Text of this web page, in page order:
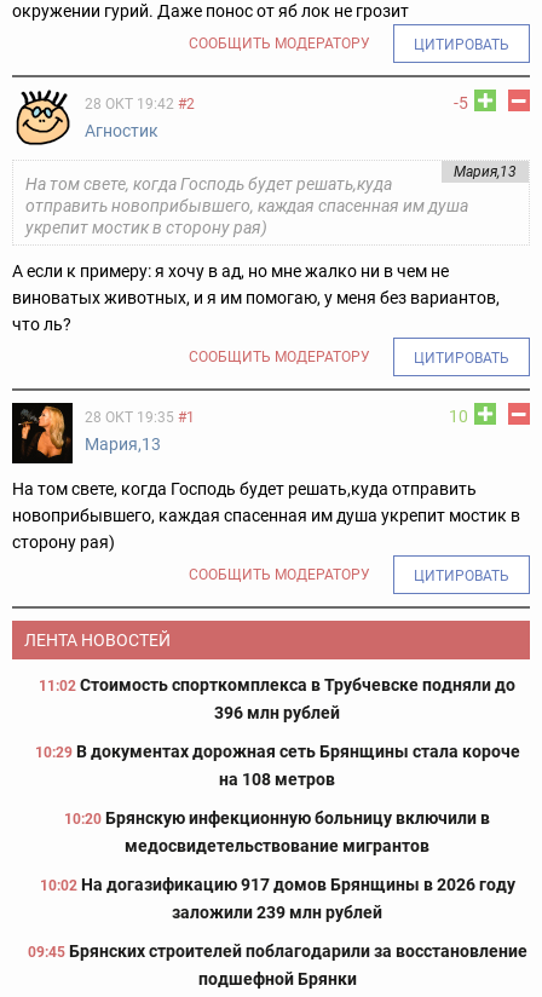
окружении гурий. Даже понос от яб лок не грозит
СООБЩИТЬ МОДЕРАТОРУ ЦИТИРОВАТЬ
-5
28 ОКТ 19:42 #2
Агностик
Мария,13
На том свете, когда Господь будет решать,куда
отправить новоприбывшего, каждая спасенная им душа
укрепит мостик в сторону рая)
А если к примеру: я хочу в ад, но мне жалко ни в чем не
виноватых животных, и я им помогаю, у меня без вариантов,
что ль?
СООБЩИТЬ МОДЕРАТОРУ ЦИТИРОВАТЬ
10
28 ОКТ 19:35 #1
Мария,13
На том свете, когда Господь будет решать,куда отправить
новоприбывшего, каждая спасенная им душа укрепит мостик в
сторону рая)
СООБЩИТЬ МОДЕРАТОРУ ЦИТИРОВАТЬ
ЛЕНТА НОВОСТЕЙ
11:02 Стоимость спорткомплекса в Трубчевске подняли до
396 млн рублей
10:29 В документах дорожная сеть Брянщины стала короче
на 108 метров
10:20 Брянскую инфекционную больницу включили в
медосвидетельствование мигрантов
10:02 На догазификацию 917 домов Брянщины в 2026 году
заложили 239 млн рублей
09:45 Брянских строителей поблагодарили за восстановление
подшефной Брянки